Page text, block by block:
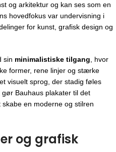
og arkitektur og kan ses som en
hovedfokus var undervisning i
for kunst, grafisk design og
sin minimalistiske tilgang , hvor
former, rene linjer og stærke
visuelt sprog, der stadig føles
Bauhaus plakater til det
en moderne og stilren
og grafisk